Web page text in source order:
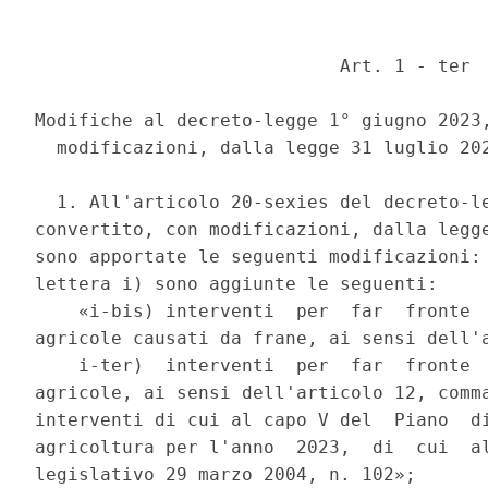
                            Art. 1 - ter
Modifiche al decreto-legge 1° giugno
modificazioni, dalla legge 31 luglio
1. All'articolo 20-sexies del decreto-
convertito, con modificazioni, dalla
sono apportate le seguenti
lettera i) sono aggiunte le seguenti:
«i-bis) interventi  per  far  fronte
agricole causati da frane, ai sensi
i-ter)  interventi  per  far  fronte
agricole, ai sensi dell'articolo 12,
interventi di cui al capo V del  Piano
agricoltura per l'anno  2023,  di  cui
legislativo 29 marzo 2004, n. 102»;